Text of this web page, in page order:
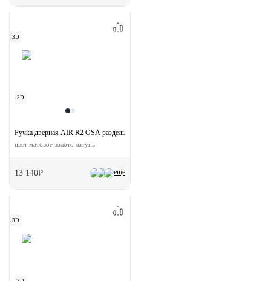
3D
3D
еще
Ручка дверная AIR R2 OSA раздельная на круглой розетке
цвет матовое золото латунь
13 140₽
3D